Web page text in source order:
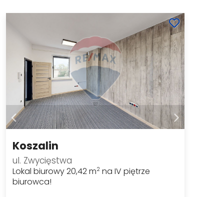
Koszalin
ul. Zwycięstwa
Lokal biurowy 20,42 m2 na IV piętrze
biurowca!